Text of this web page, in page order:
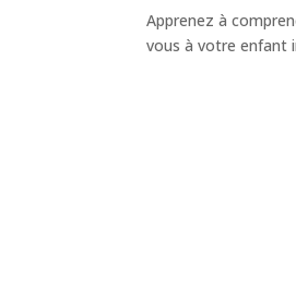
Apprenez à
vous à votre enfant